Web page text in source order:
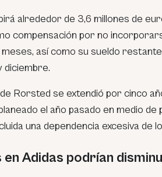
alrededor de 3,6 millones de
compensación por no
meses, así como su sueldo
diciembre.
Rorsted se extendió por cinco
el año pasado en medio
una dependencia excesiva de
en Adidas podrían